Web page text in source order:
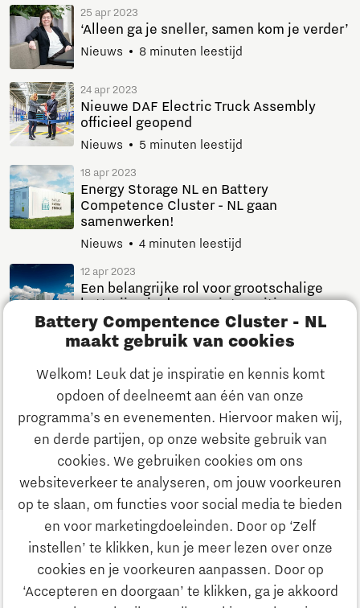
Battery Compentence Cluster - NL
maakt gebruik van cookies
Welkom! Leuk dat je inspiratie en kennis komt
opdoen of deelneemt aan één van onze
programma’s en evenementen. Hiervoor maken wij,
en derde partijen, op onze website gebruik van
cookies. We gebruiken cookies om ons
websiteverkeer te analyseren, om jouw voorkeuren
op te slaan, om functies voor social media te bieden
en voor marketingdoeleinden. Door op ‘Zelf
instellen’ te klikken, kun je meer lezen over onze
cookies en je voorkeuren aanpassen. Door op
‘Accepteren en doorgaan’ te klikken, ga je akkoord
25 apr 2023
‘Alleen ga je sneller, samen kom je verder’
Nieuws 8 minuten leestijd
24 apr 2023
Nieuwe DAF Electric Truck Assembly
officieel geopend
Nieuws 5 minuten leestijd
18 apr 2023
Energy Storage NL en Battery
Competence Cluster - NL gaan
samenwerken!
Nieuws 4 minuten leestijd
12 apr 2023
Een belangrijke rol voor grootschalige
batterijen in de energietransitie
Nieuws 5 minuten leestijd
Meer resultaten tonen
1 2 3 4 5